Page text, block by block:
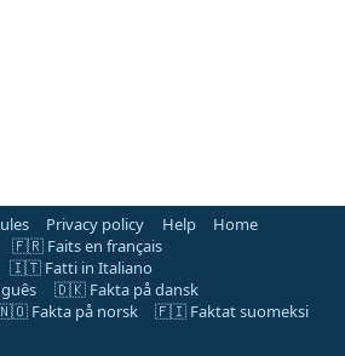
Privacy policy Help
Home
🇫🇷 Faits en français
🇮🇹 Fatti in Italiano
🇩🇰 Fakta på dansk
Fakta på norsk
🇫🇮 Faktat suomeksi